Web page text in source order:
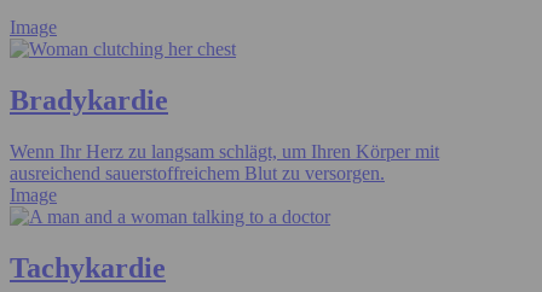
Image
Bradykardie
Wenn Ihr Herz zu langsam schlägt, um Ihren Körper mit
ausreichend sauerstoffreichem Blut zu versorgen.
Image
Tachykardie